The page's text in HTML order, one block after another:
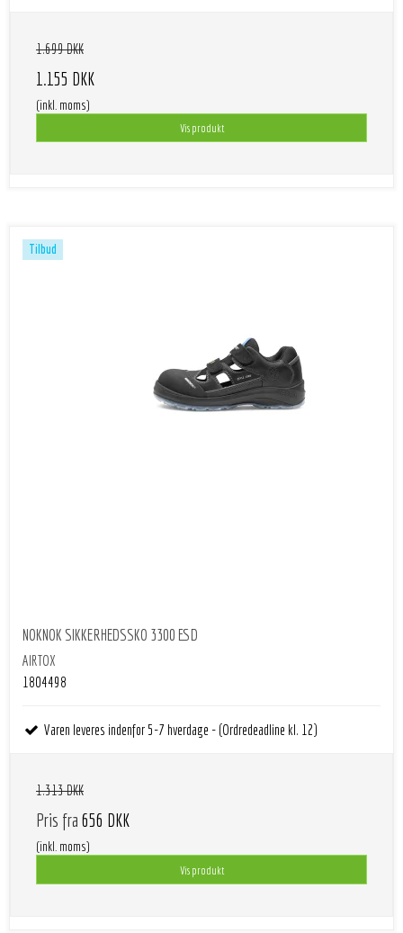
1.699 DKK
1.155 DKK
(inkl. moms)
Vis produkt
Tilbud
NOKNOK SIKKERHEDSSKO 3300 ESD
AIRTOX
1804498
Varen leveres indenfor 5-7 hverdage - (Ordredeadline kl. 12)
1.313 DKK
Pris fra 656 DKK
(inkl. moms)
Vis produkt